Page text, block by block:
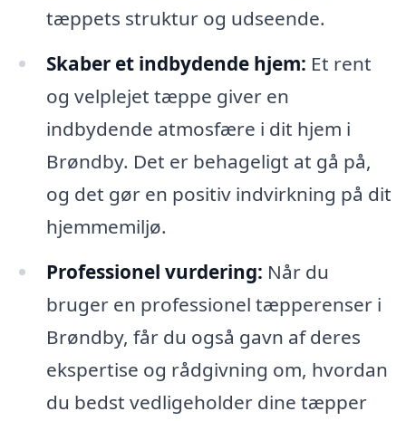
tæppets struktur og udseende.
Skaber et indbydende hjem: Et rent
og velplejet tæppe giver en
indbydende atmosfære i dit hjem i
Brøndby. Det er behageligt at gå på,
og det gør en positiv indvirkning på dit
hjemmemiljø.
Professionel vurdering: Når du
bruger en professionel tæpperenser i
Brøndby, får du også gavn af deres
ekspertise og rådgivning om, hvordan
du bedst vedligeholder dine tæpper